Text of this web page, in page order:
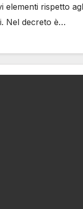
elementi rispetto
Nel decreto è…